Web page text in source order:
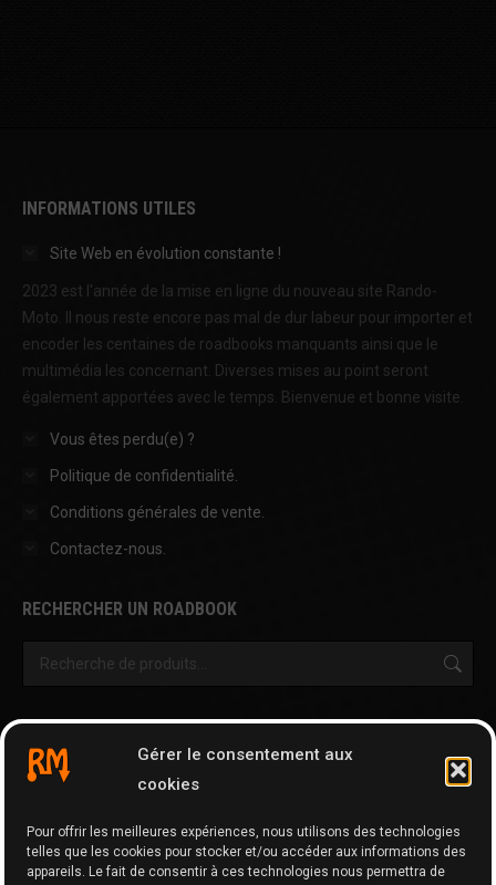
Gérer le consentement aux
cookies
Pour offrir les meilleures expériences, nous utilisons des technologies
telles que les cookies pour stocker et/ou accéder aux informations des
appareils. Le fait de consentir à ces technologies nous permettra de
INFORMATIONS UTILES
Site Web en évolution constante !
2023 est l'année de la mise en ligne du nouveau site Rando-
Moto. Il nous reste encore pas mal de dur labeur pour importer et
encoder les centaines de roadbooks manquants ainsi que le
multimédia les concernant. Diverses mises au point seront
également apportées avec le temps. Bienvenue et bonne visite.
Vous êtes perdu(e) ?
Politique de confidentialité.
Conditions générales de vente.
Contactez-nous.
RECHERCHER UN ROADBOOK
Cartographie
GPX Editor
GPX Optimizer